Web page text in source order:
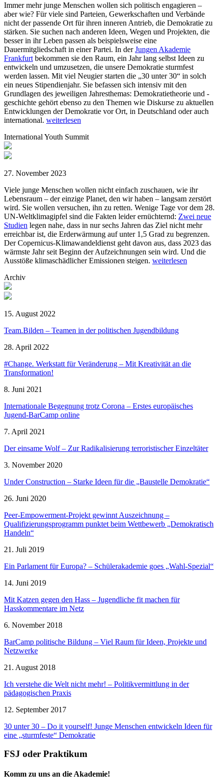
Immer mehr junge Menschen wollen sich politisch engagieren –
aber wie? Für viele sind Parteien, Gewerkschaften und Verbände
nicht der passende Ort für ihren inneren Antrieb, die Demokratie zu
stärken. Sie suchen nach anderen Ideen, Wegen und Projekten, die
besser in ihr Leben passen als beispielsweise eine
Dauermitgliedschaft in einer Partei. In derJungen Akademie
Frankfurt bekommen sie den Raum, ein Jahr lang selbst Ideen zu
entwickeln und umzusetzen, die unsere Demokratie sturmfest
werden lassen. Mit viel Neugier starten die „30 unter 30“ in solch
ein neues Stipendienjahr. Sie befassen sich intensiv mit den
Grundlagen des jeweiligen Jahresthemas: Demokratietheorie und -
geschichte gehört ebenso zu den Themen wie Diskurse zu aktuellen
Entwicklungen der Demokratie vor Ort, in Deutschland oder auch
international. weiterlesen
International Youth Summit
27. November 2023
Viele junge Menschen wollen nicht einfach zuschauen, wie ihr
Lebensraum – der einzige Planet, den wir haben – langsam zerstört
wird. Sie wollen versuchen, ihn zu retten. Wenige Tage vor dem 28.
UN-Weltklimagipfel sind die Fakten leider ernüchternd: Zwei neue
Studien legen nahe, dass in nur sechs Jahren das Ziel nicht mehr
erreichbar ist, die Erderwärmung auf unter 1,5 Grad zu begrenzen.
Der Copernicus-Klimawandeldienst geht davon aus, dass 2023 das
wärmste Jahr seit Beginn der Aufzeichnungen sein wird. Und die
Ausstöße klimaschädlicher Emissionen steigen. weiterlesen
Archiv
15. August 2022
Team.Bilden – Teamen in der politischen Jugendbildung
28. April 2022
#Change. Werkstatt für Veränderung – Mit Kreativität an die
Transformation!
8. Juni 2021
Internationale Begegnung trotz Corona – Erstes europäisches
Jugend-BarCamp online
7. April 2021
Der einsame Wolf – Zur Radikalisierung terroristischer Einzeltäter
3. November 2020
Under Construction – Starke Ideen für die „Baustelle Demokratie“
26. Juni 2020
Peer-Empowerment-Projekt gewinnt Auszeichnung –
Qualifizierungsprogramm punktet beim Wettbewerb „Demokratisch
Handeln“
21. Juli 2019
Ein Parlament für Europa? – Schülerakademie goes „Wahl-Spezial“
14. Juni 2019
Mit Katzen gegen den Hass – Jugendliche fit machen für
Hasskommentare im Netz
6. November 2018
BarCamp politische Bildung – Viel Raum für Ideen, Projekte und
Netzwerke
21. August 2018
Ich verstehe die Welt nicht mehr! – Politikvermittlung in der
pädagogischen Praxis
12. September 2017
30 unter 30 – Do it yourself! Junge Menschen entwickeln Ideen für
eine „sturmfeste“ Demokratie
FSJ oder Praktikum
Komm zu uns an die Akademie!